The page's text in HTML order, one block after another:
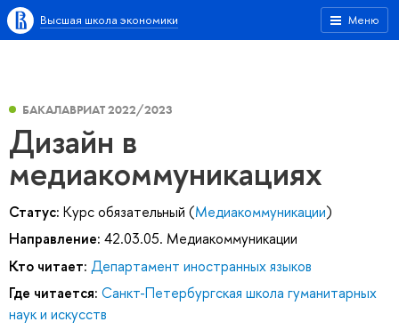
Меню
Высшая школа экономики
БАКАЛАВРИАТ 2022/2023
Дизайн в
медиакоммуникациях
Статус: Курс обязательный (Медиакоммуникации)
Направление: 42.03.05. Медиакоммуникации
Кто читает: Департамент иностранных языков
Где читается: Санкт-Петербургская школа гуманитарных
наук и искусств